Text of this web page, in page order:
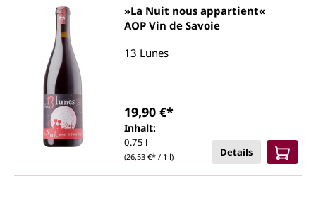
»La Nuit nous appartient«
AOP Vin de Savoie
13 Lunes
Inhalt:
0.75 l
(26,53 €* / 1 l)
19,90 €*
Details